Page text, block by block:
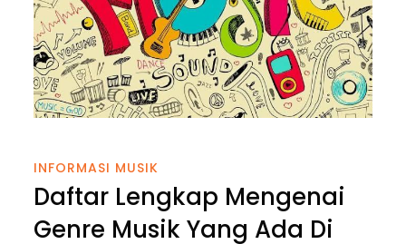
INFORMASI MUSIK
Daftar Lengkap Mengenai
Genre Musik Yang Ada Di